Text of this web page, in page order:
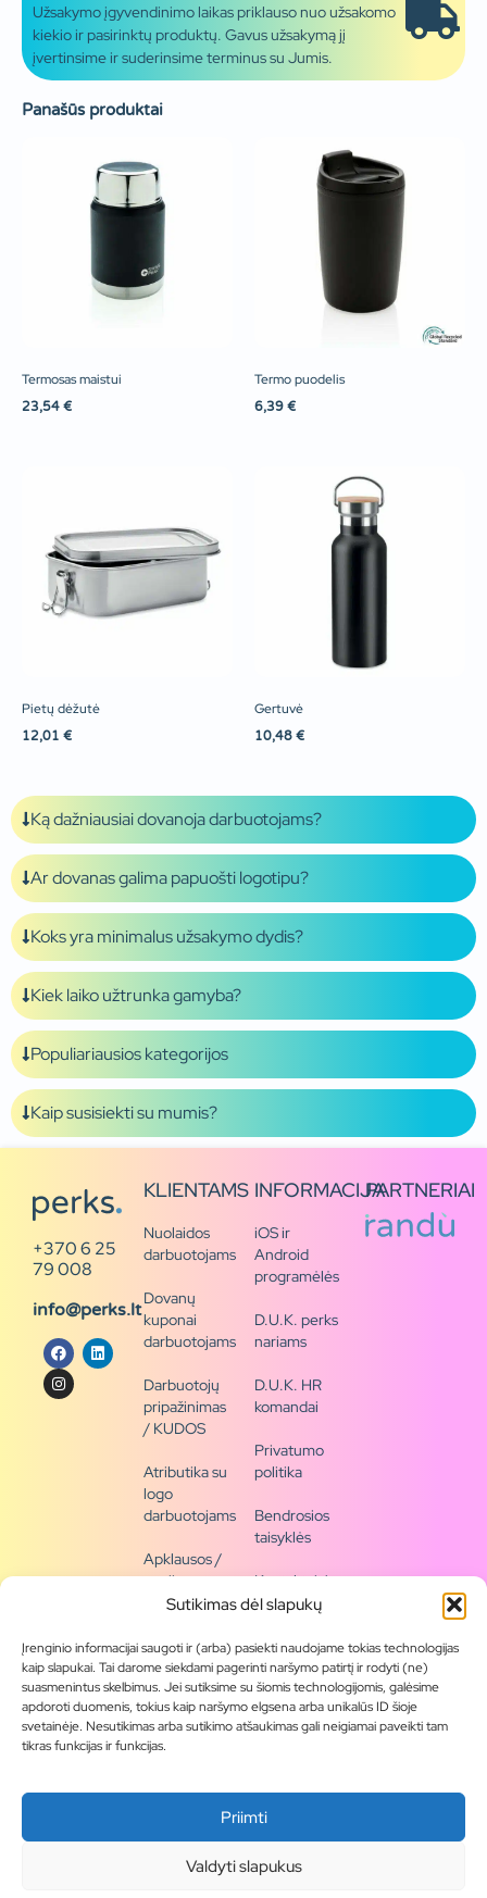
Sutikimas dėl slapukų
Įrenginio informacijai saugoti ir (arba) pasiekti naudojame tokias technologijas
kaip slapukai. Tai darome siekdami pagerinti naršymo patirtį ir rodyti (ne)
suasmenintus skelbimus. Jei sutiksime su šiomis technologijomis, galėsime
apdoroti duomenis, tokius kaip naršymo elgsena arba unikalūs ID šioje
svetainėje. Nesutikimas arba sutikimo atšaukimas gali neigiamai paveikti tam
tikras funkcijas ir funkcijas.
Priimti
Valdyti slapukus
Užsakymo įgyvendinimo laikas priklauso nuo užsakomo
kiekio ir pasirinktų produktų. Gavus užsakymą jį
įvertinsime ir suderinsime terminus su Jumis.
Panašūs produktai
Termosas maistui
23,54 €
Termo puodelis
6,39 €
Pietų dėžutė
12,01 €
Gertuvė
10,48 €
Ką dažniausiai dovanoja darbuotojams?
Ar dovanas galima papuošti logotipu?
Koks yra minimalus užsakymo dydis?
Kiek laiko užtrunka gamyba?
Populiariausios kategorijos
Kaip susisiekti su mumis?
+370 6 25
79 008
info@perks.lt
KLIENTAMS
Nuolaidos
darbuotojams
Dovanų
kuponai
darbuotojams
Darbuotojų
pripažinimas
/ KUDOS
Atributika su
logo
darbuotojams
Apklausos /
naujienų
siena
Tapkite
partneriu
Visas
produktų
asortimentas
Produktų
Blogas
INFORMACIJA
iOS ir
Android
programėlės
D.U.K. perks
nariams
D.U.K. HR
komandai
Privatumo
politika
Bendrosios
taisyklės
Kontaktai /
rekvizitai
PARTNERIAI